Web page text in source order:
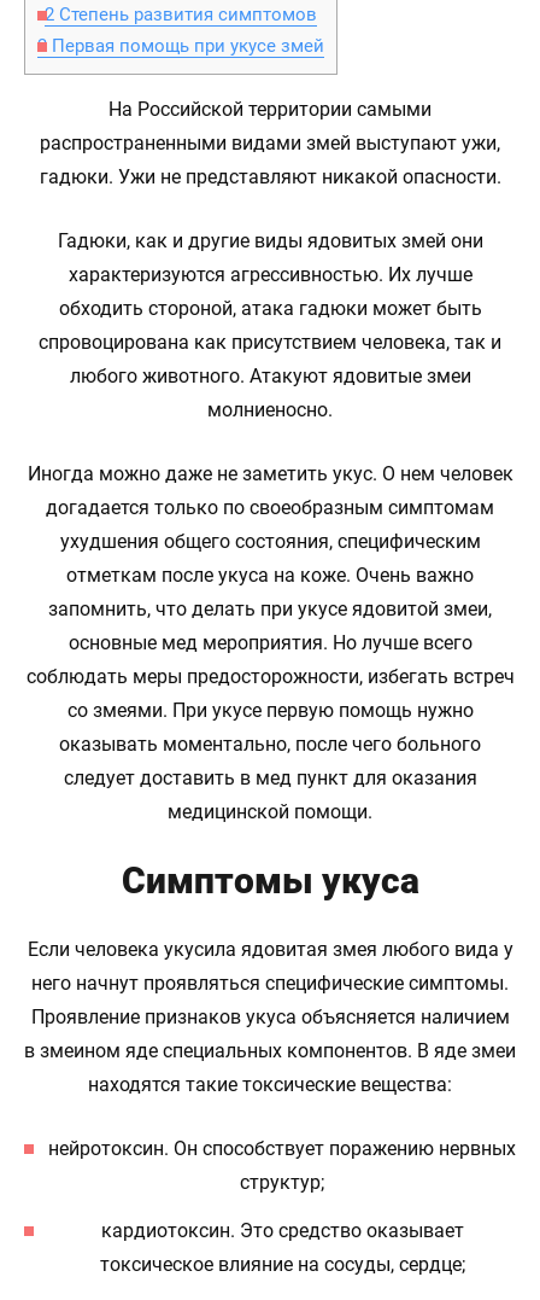
2 Степень развития симптомов
3 Первая помощь при укусе змей
На Российской территории самыми
распространенными видами змей выступают ужи,
гадюки. Ужи не представляют никакой опасности.
Гадюки, как и другие виды ядовитых змей они
характеризуются агрессивностью. Их лучше
обходить стороной, атака гадюки может быть
спровоцирована как присутствием человека, так и
любого животного. Атакуют ядовитые змеи
молниеносно.
Иногда можно даже не заметить укус. О нем человек
догадается только по своеобразным симптомам
ухудшения общего состояния, специфическим
отметкам после укуса на коже. Очень важно
запомнить, что делать при укусе ядовитой змеи,
основные мед мероприятия. Но лучше всего
соблюдать меры предосторожности, избегать встреч
со змеями. При укусе первую помощь нужно
оказывать моментально, после чего больного
следует доставить в мед пункт для оказания
медицинской помощи.
Симптомы укуса
Если человека укусила ядовитая змея любого вида у
него начнут проявляться специфические симптомы.
Проявление признаков укуса объясняется наличием
в змеином яде специальных компонентов. В яде змеи
находятся такие токсические вещества:
нейротоксин. Он способствует поражению нервных
структур;
кардиотоксин. Это средство оказывает
токсическое влияние на сосуды, сердце;